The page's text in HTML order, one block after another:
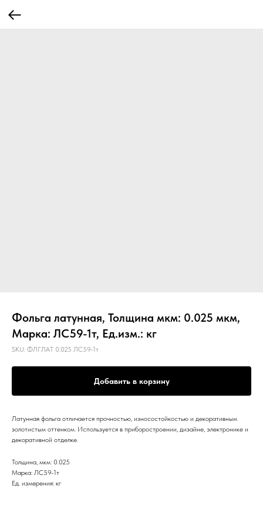
Фольга латунная, Толщина мкм: 0.025 мкм,
Марка: ЛС59-1т, Ед.изм.: кг
SKU: ФЛГЛАТ 0.025 ЛС59-1т
Добавить в корзину
Латунная фольга отличается прочностью, износостойкостью и декоративным
золотистым оттенком. Используется в приборостроении, дизайне, электронике и
декоративной отделке.
Толщина, мкм: 0.025
Марка: ЛС59-1т
Ед. измерения: кг